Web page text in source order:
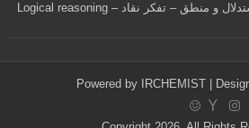
نمونه سوالات آیمت ایتالیا – استدلال و منطق – تفکر نقاد – Logical reasoning
Powered by IRCHEMIST |